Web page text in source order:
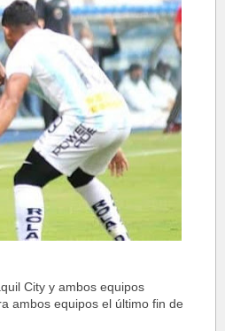
City y ambos equipos
ambos equipos el último fin de